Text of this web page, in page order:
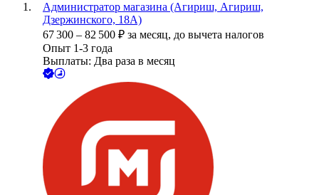
Администратор магазина (Агириш, Агириш,
Дзержинского, 18А)
67 300 – 82 500 ₽ за месяц, до вычета налогов
Опыт 1-3 года
Выплаты: Два раза в месяц